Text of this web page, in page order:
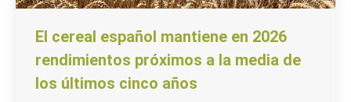
El cereal español mantiene en 2026
rendimientos próximos a la media de
los últimos cinco años